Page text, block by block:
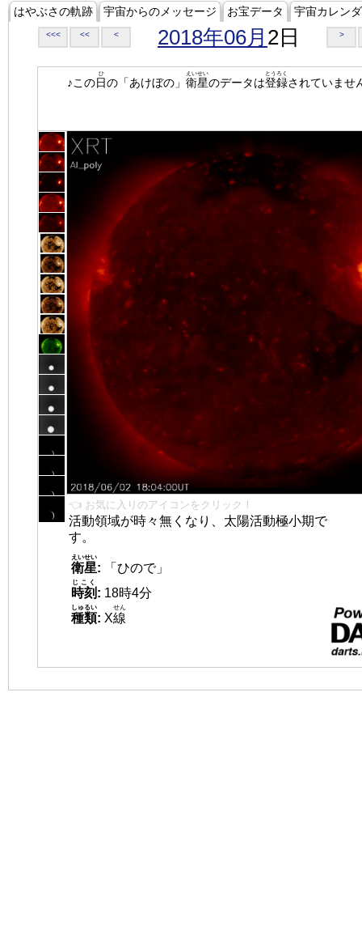
はやぶさの軌跡 宇宙からのメッセージ お宝データ 宇宙カレン
<<< << < 2018年06月 2日 >
♪この日
ひ
の「あけぼの」 衛星
えいせい
のデータは登録
とうろく
されていませ
👈 お気に入りのアイコンをクリック！
活動領域が時々無くなり、太陽活動極小期で
す。
衛星
えいせい
:
「ひので」
時刻
じこく
: 18時4分
種類
しゅるい
: X線
せん